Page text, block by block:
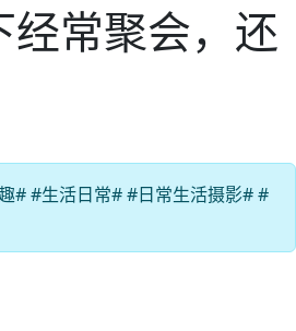
常聚会，还
# #生活日常# #日常生活摄影# #